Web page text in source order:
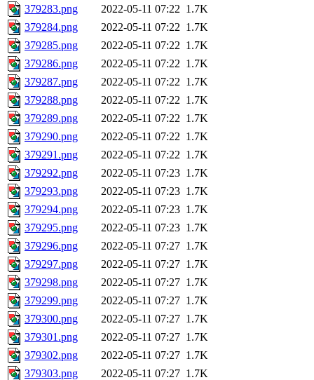
379283.png
2022-05-11 07:22 1.7K
379284.png
2022-05-11 07:22 1.7K
379285.png
2022-05-11 07:22 1.7K
379286.png
2022-05-11 07:22 1.7K
379287.png
2022-05-11 07:22 1.7K
379288.png
2022-05-11 07:22 1.7K
379289.png
2022-05-11 07:22 1.7K
379290.png
2022-05-11 07:22 1.7K
379291.png
2022-05-11 07:22 1.7K
379292.png
2022-05-11 07:23 1.7K
379293.png
2022-05-11 07:23 1.7K
379294.png
2022-05-11 07:23 1.7K
379295.png
2022-05-11 07:23 1.7K
379296.png
2022-05-11 07:27 1.7K
379297.png
2022-05-11 07:27 1.7K
379298.png
2022-05-11 07:27 1.7K
379299.png
2022-05-11 07:27 1.7K
379300.png
2022-05-11 07:27 1.7K
379301.png
2022-05-11 07:27 1.7K
379302.png
2022-05-11 07:27 1.7K
379303.png
2022-05-11 07:27 1.7K